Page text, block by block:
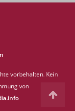
vorbehalten. Kein
von